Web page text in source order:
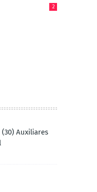
2
(30) Auxiliares